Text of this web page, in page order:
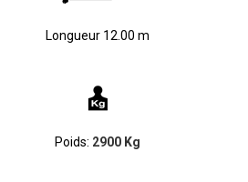
Longueur 12.00 m
Poids: 2900 Kg